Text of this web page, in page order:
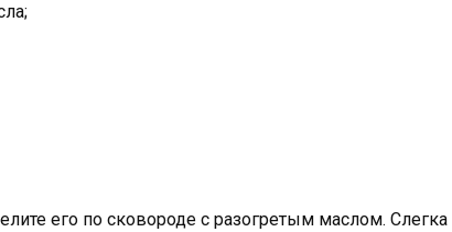
его по сковороде с разогретым маслом. Слегка